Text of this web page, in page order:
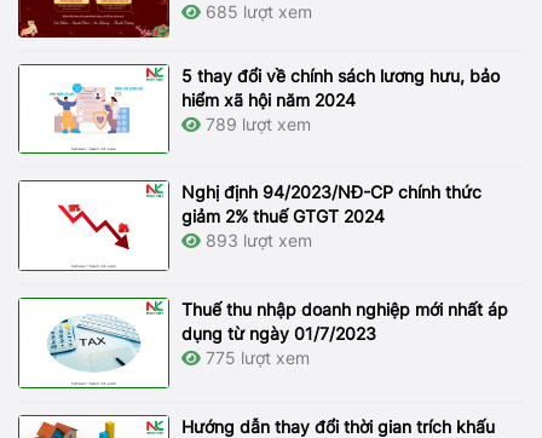
685 lượt xem
5 thay đổi về chính sách lương hưu, bảo
hiểm xã hội năm 2024
789 lượt xem
Nghị định 94/2023/NĐ-CP chính thức
giảm 2% thuế GTGT 2024
893 lượt xem
Thuế thu nhập doanh nghiệp mới nhất áp
dụng từ ngày 01/7/2023
775 lượt xem
Hướng dẫn thay đổi thời gian trích khấu